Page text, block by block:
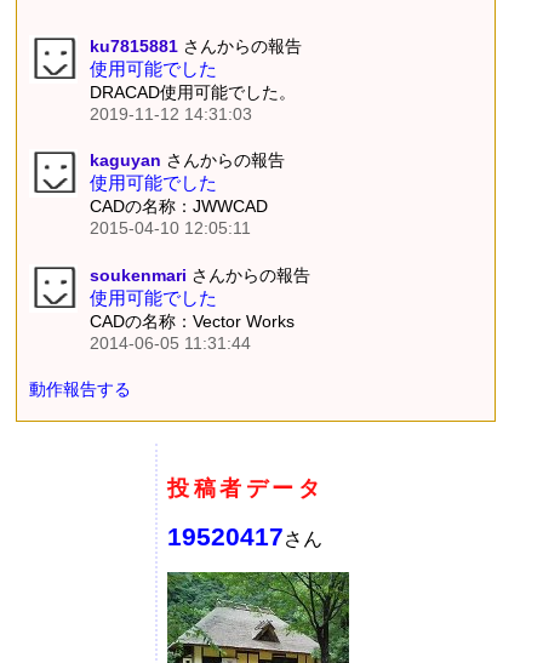
ku7815881 さんからの報告
使用可能でした
DRACAD使用可能でした。
2019-11-12 14:31:03
kaguyan さんからの報告
使用可能でした
CADの名称：JWWCAD
2015-04-10 12:05:11
soukenmari さんからの報告
使用可能でした
CADの名称：Vector Works
2014-06-05 11:31:44
動作報告する
投稿者データ
19520417さん